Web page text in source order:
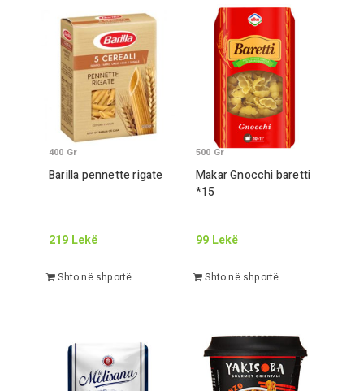
Barilla pennette rigate
400 Gr
219 Lekë
Shto në shportë
Makar Gnocchi baretti
500 Gr
*15
99 Lekë
Shto në shportë